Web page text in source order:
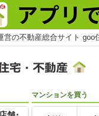
営の不動産総合サイト goo
マンションを買う